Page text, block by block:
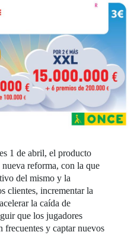
1 de abril, el producto
reforma, con la que
del mismo y la
clientes, incrementar la
la caída de
que los jugadores
frecuentes y captar nuevos